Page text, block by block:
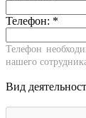
Телефон: *
Телефон
нашего
Вид